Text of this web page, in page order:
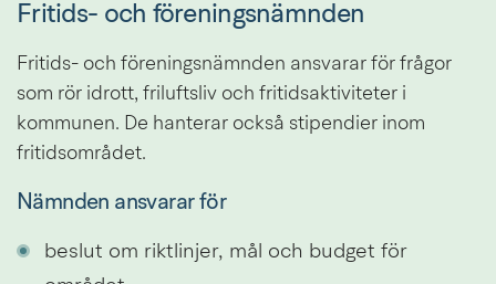
Fritids- och föreningsnämnden
Fritids- och föreningsnämnden ansvarar för frågor
som rör idrott, friluftsliv och fritidsaktiviteter i
kommunen. De hanterar också stipendier inom
fritidsområdet.
Nämnden ansvarar för
beslut om riktlinjer, mål och budget för